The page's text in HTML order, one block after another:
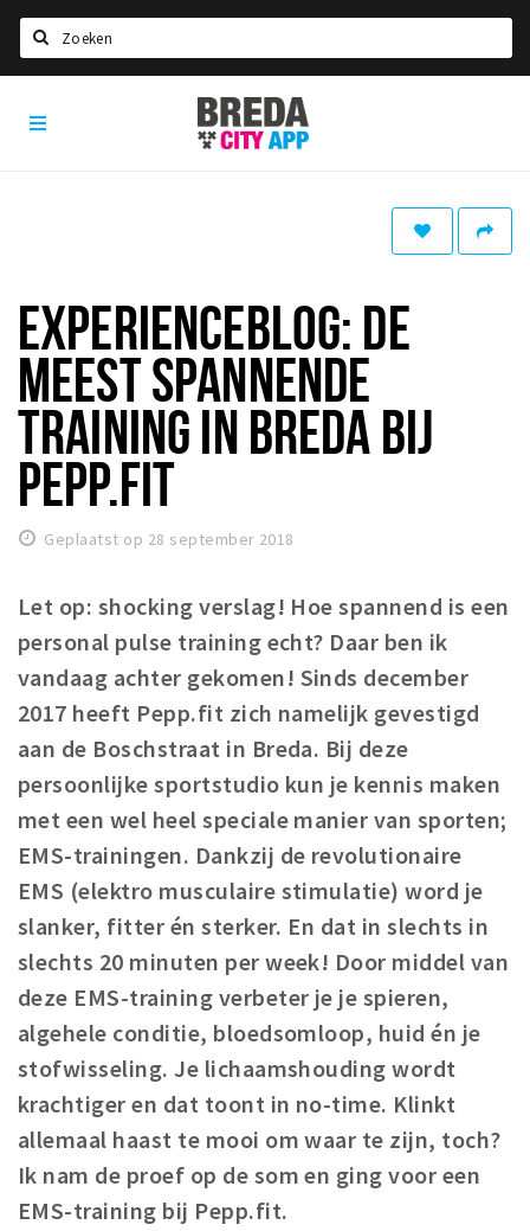
Home
Eten
Drinken
Slapen
Recreatief
Winkels
Parkeren
Bezienswaardigheden
Musea, theaters & podia
Uitjes & activiteiten
Toeristische routes
Natuurgebieden
Baroniepoorten
Sport
Privacy
Inloggen
Breda
City
App
EXPERIENCEBLOG: DE
MEEST SPANNENDE
TRAINING IN BREDA BIJ
PEPP.FIT
Geplaatst op 28 september 2018
Let op: shocking verslag! Hoe spannend is een
personal pulse training echt? Daar ben ik
vandaag achter gekomen! Sinds december
2017 heeft Pepp.fit zich namelijk gevestigd
aan de Boschstraat in Breda. Bij deze
persoonlijke sportstudio kun je kennis maken
met een wel heel speciale manier van sporten;
EMS-trainingen. Dankzij de revolutionaire
EMS (elektro musculaire stimulatie) word je
slanker, fitter én sterker. En dat in slechts in
slechts 20 minuten per week! Door middel van
deze EMS-training verbeter je je spieren,
algehele conditie, bloedsomloop, huid én je
stofwisseling. Je lichaamshouding wordt
krachtiger en dat toont in no-time. Klinkt
allemaal haast te mooi om waar te zijn, toch?
Ik nam de proef op de som en ging voor een
EMS-training bij Pepp.fit.